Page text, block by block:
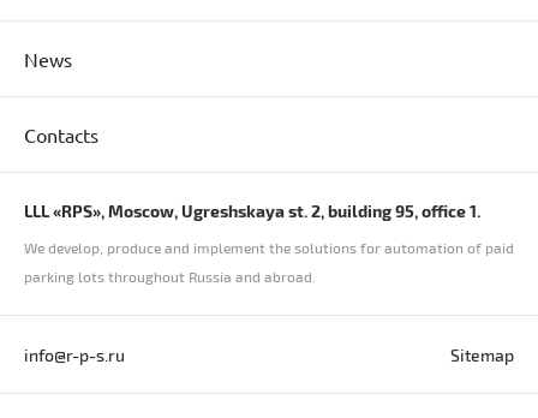
News
Contacts
LLL «RPS», Moscow, Ugreshskaya st. 2, building 95, office 1.
We develop, produce and implement the solutions for automation of paid
parking lots throughout Russia and abroad.
info@r-p-s.ru Sitemap